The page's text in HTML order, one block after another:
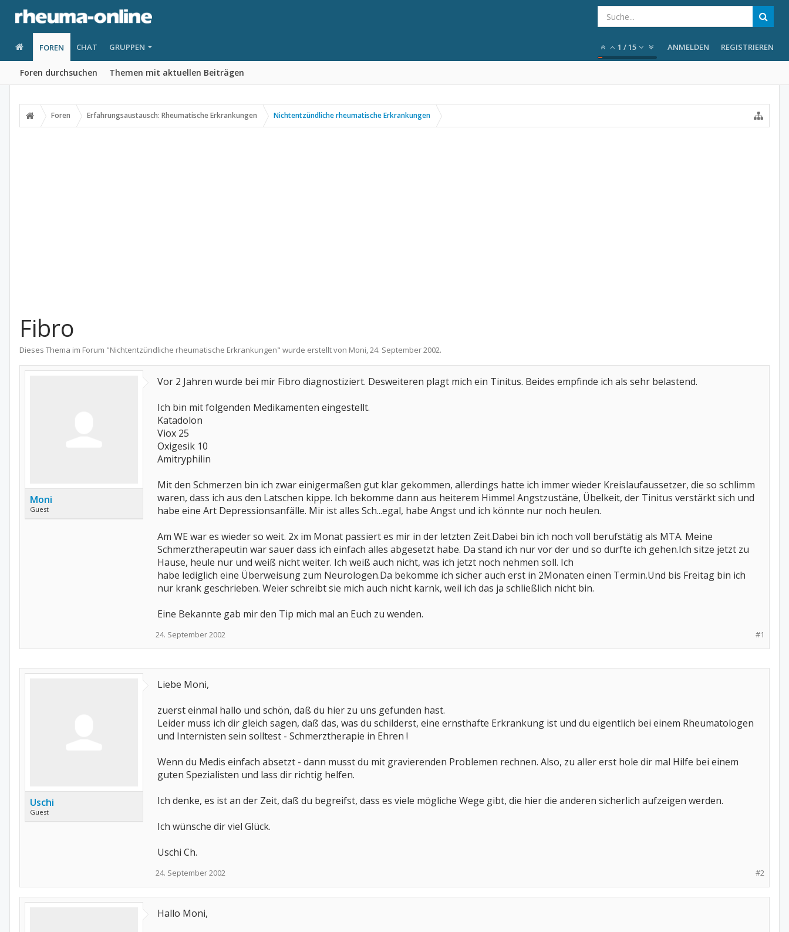
FOREN
Foren durchsuchen Themen mit aktuellen Beiträgen
CHAT GRUPPEN 1 /15 ANMELDEN REGISTRIEREN
Foren Erfahrungsaustausch: Rheumatische Erkrankungen Nichtentzündliche rheumatische Erkrankungen
Fibro
Dieses Thema im Forum "Nichtentzündliche rheumatische Erkrankungen" wurde erstellt von Moni,24. September 2002.
Moni
Guest
Vor 2 Jahren wurde bei mir Fibro diagnostiziert. Desweiteren plagt mich ein Tinitus. Beides empfinde ich als sehr belastend.
Ich bin mit folgenden Medikamenten eingestellt.
Katadolon
Viox 25
Oxigesik 10
Amitryphilin
Mit den Schmerzen bin ich zwar einigermaßen gut klar gekommen, allerdings hatte ich immer wieder Kreislaufaussetzer, die so schlimm
waren, dass ich aus den Latschen kippe. Ich bekomme dann aus heiterem Himmel Angstzustäne, Übelkeit, der Tinitus verstärkt sich und
habe eine Art Depressionsanfälle. Mir ist alles Sch...egal, habe Angst und ich könnte nur noch heulen.
Am WE war es wieder so weit. 2x im Monat passiert es mir in der letzten Zeit.Dabei bin ich noch voll berufstätig als MTA. Meine
Schmerztherapeutin war sauer dass ich einfach alles abgesetzt habe. Da stand ich nur vor der und so durfte ich gehen.Ich sitze jetzt zu
Hause, heule nur und weiß nicht weiter. Ich weiß auch nicht, was ich jetzt noch nehmen soll. Ich
habe lediglich eine Überweisung zum Neurologen.Da bekomme ich sicher auch erst in 2Monaten einen Termin.Und bis Freitag bin ich
nur krank geschrieben. Weier schreibt sie mich auch nicht karnk, weil ich das ja schließlich nicht bin.
Eine Bekannte gab mir den Tip mich mal an Euch zu wenden.
#1
24. September 2002
Uschi
Guest
Liebe Moni,
zuerst einmal hallo und schön, daß du hier zu uns gefunden hast.
Leider muss ich dir gleich sagen, daß das, was du schilderst, eine ernsthafte Erkrankung ist und du eigentlich bei einem Rheumatologen
und Internisten sein solltest - Schmerztherapie in Ehren !
Wenn du Medis einfach absetzt - dann musst du mit gravierenden Problemen rechnen. Also, zu aller erst hole dir mal Hilfe bei einem
guten Spezialisten und lass dir richtig helfen.
Ich denke, es ist an der Zeit, daß du begreifst, dass es viele mögliche Wege gibt, die hier die anderen sicherlich aufzeigen werden.
Ich wünsche dir viel Glück.
Uschi Ch.
#2
24. September 2002
Hallo Moni,